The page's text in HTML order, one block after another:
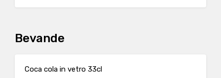
Bevande
Coca cola in vetro 33cl